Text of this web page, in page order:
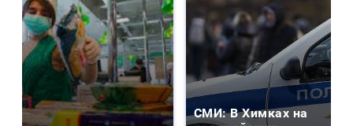
СМИ: В Химках на